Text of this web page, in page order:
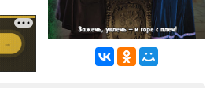
16:23